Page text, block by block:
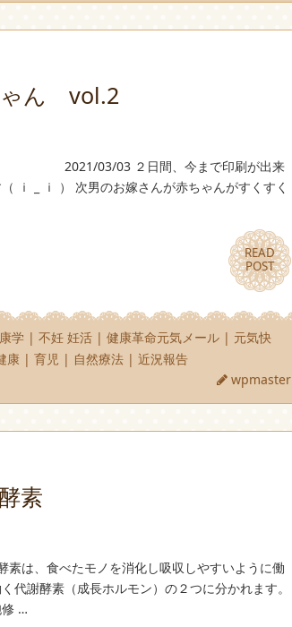
ゃん vol.2
」 2021/03/03 ２日間、今まで印刷が出来
ｉ _ ｉ ） 次男のお嫁さんが赤ちゃんがすくすく
READ
POST
READ
POST
学 |不妊 妊活 |健康革命元気メール | 元気快
康 | 育児 | 自然療法 | 近況報告
wpmaster
素
は、食べたモノを消化し吸収しやすいように働
代謝酵素（成長ホルモン）の２つに分かれます。
修 …